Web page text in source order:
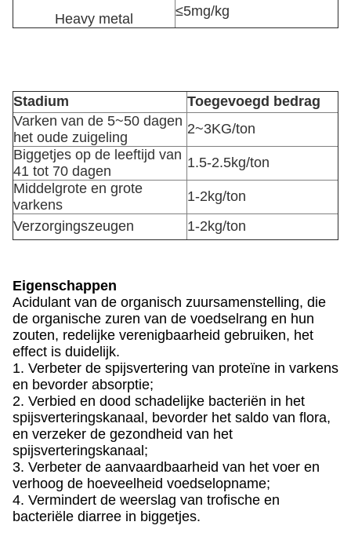
Heavy metal ≤5mg/kg
Stadium
Toegevoegd bedrag
Varken van de 5~50 dagen
het oude zuigeling
2~3KG/ton
Biggetjes op de leeftijd van
41 tot 70 dagen
1.5-2.5kg/ton
Middelgrote en grote
varkens
1-2kg/ton
Verzorgingszeugen
1-2kg/ton
Eigenschappen
Acidulant van de organisch zuursamenstelling, die
de organische zuren van de voedselrang en hun
zouten, redelijke verenigbaarheid gebruiken, het
effect is duidelijk.
1. Verbeter de spijsvertering van proteïne in varkens
en bevorder absorptie;
2. Verbied en dood schadelijke bacteriën in het
spijsverteringskanaal, bevorder het saldo van flora,
en verzeker de gezondheid van het
spijsverteringskanaal;
3. Verbeter de aanvaardbaarheid van het voer en
verhoog de hoeveelheid voedselopname;
4. Vermindert de weerslag van trofische en
bacteriële diarree in biggetjes.